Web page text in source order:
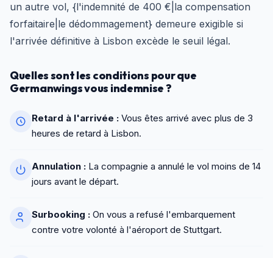
un autre vol, {l'indemnité de 400 €|la compensation
forfaitaire|le dédommagement} demeure exigible si
l'arrivée définitive à Lisbon excède le seuil légal.
Quelles sont les conditions pour que
Germanwings vous indemnise ?
Retard à l'arrivée : Vous êtes arrivé avec plus de 3
heures de retard à Lisbon.
Annulation : La compagnie a annulé le vol moins de 14
jours avant le départ.
Surbooking : On vous a refusé l'embarquement
contre votre volonté à l'aéroport de Stuttgart.